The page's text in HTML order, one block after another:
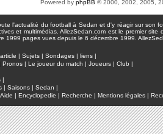
Powered by phpBB © 2000, 2002, 2005,
l'actualité du football à Sedan et d'y réagir sur son
et multimédias. AllezSedan.com est le premier
pages vues depuis le 6 décembre 1999.
| Sujets | Sondages | liens |
Pronos | Le joueur du match | Joueurs | Club |
|
| Saisons | Sedan |
Aide | Encyclopedie | Recherche | Mentions légales |